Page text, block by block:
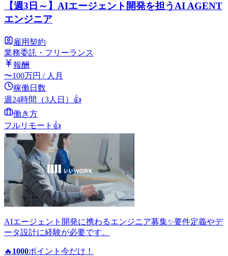
【週3日～】AIエージェント開発を担うAI AGENT
エンジニア
雇用契約
業務委託・フリーランス
報酬
〜100万円 / 人月
稼働日数
週24時間（3人日） 👍
働き方
フルリモート 👍
AIエージェント開発に携わるエンジニア募集✨要件定義やデ
ータ設計に経験が必要です。
🔥 1000ポイント 今だけ！